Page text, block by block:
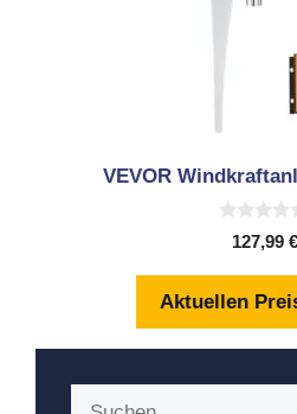
VEVOR
5
127,99 €
Aktuellen